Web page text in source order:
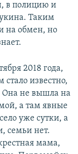
в полицию и
Таким
на обмен, но
2018 года,
стало известно,
Она не вышла на
а там явные
уже сутки, а
семьи нет.
мама,